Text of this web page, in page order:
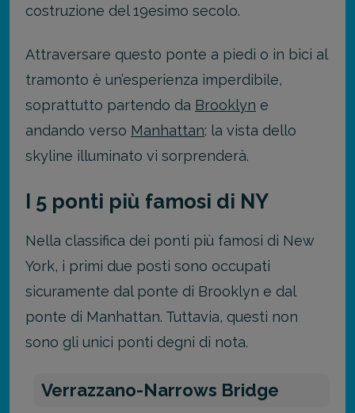
costruzione del 19esimo secolo.
Attraversare questo ponte a piedi o in bici al
tramonto è un’esperienza imperdibile,
soprattutto partendo da Brooklyn e
andando verso Manhattan: la vista dello
skyline illuminato vi sorprenderà.
I 5 ponti più famosi di NY
Nella classifica dei ponti più famosi di New
York, i primi due posti sono occupati
sicuramente dal ponte di Brooklyn e dal
ponte di Manhattan. Tuttavia, questi non
sono gli unici ponti degni di nota.
Verrazzano-Narrows Bridge